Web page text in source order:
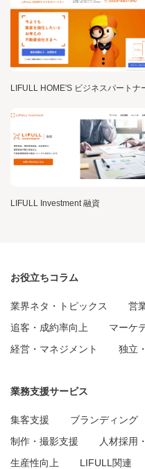
LIFULL HOME'S ビジネスパートナ
LIFULL Investment 融資
お役立ちコラム
業界ネタ・トピックス 営
追客・成約率向上
マーケ
経営・マネジメント
独立
業務支援サービス
集客支援 ブランディング
制作・撮影支援
人材採用
生産性向上
LIFULL関連